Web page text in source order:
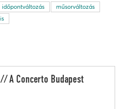
időpontváltozás
műsorváltozás
A Concerto Budapest